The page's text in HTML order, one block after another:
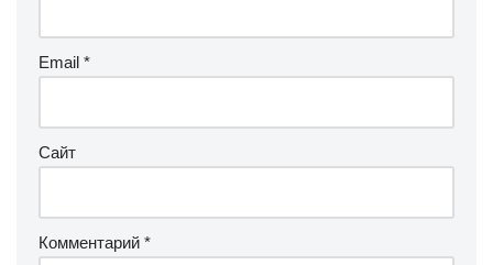
Email *
Сайт
Комментарий *